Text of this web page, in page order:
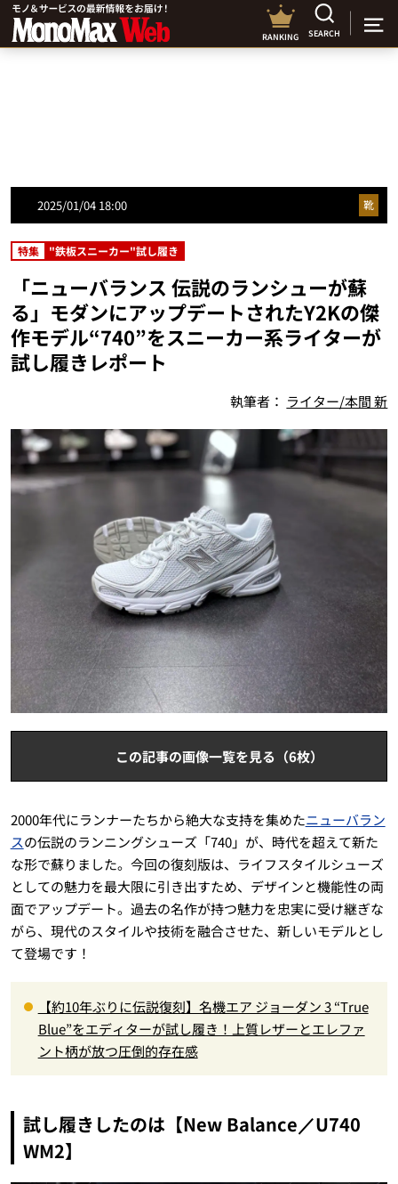
RANKING SEARCH
2025/01/04 18:00 靴
特集 "鉄板スニーカー"試し履き
「ニューバランス 伝説のランシューが蘇
る」モダンにアップデートされたY2Kの傑
作モデル“740”をスニーカー系ライターが
試し履きレポート
執筆者： ライター/本間 新
この記事の画像一覧を見る（6枚）
2000年代にランナーたちから絶大な支持を集めたニューバラン
スの伝説のランニングシューズ「740」が、時代を超えて新た
な形で蘇りました。今回の復刻版は、ライフスタイルシューズ
としての魅力を最大限に引き出すため、デザインと機能性の両
面でアップデート。過去の名作が持つ魅力を忠実に受け継ぎな
がら、現代のスタイルや技術を融合させた、新しいモデルとし
て登場です！
【約10年ぶりに伝説復刻】名機エア ジョーダン 3 “True
Blue”をエディターが試し履き！上質レザーとエレファ
ント柄が放つ圧倒的存在感
試し履きしたのは【New Balance／U740
WM2】